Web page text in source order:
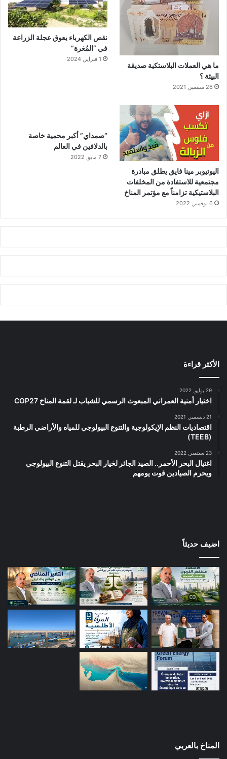
ما هي العملات البلاستكية صديقة
البيئة ؟
26 سبتمبر, 2021
نقص الكهرباء يعوق عجلة الزراعة
في “المُغرة”
1 فبراير, 2024
اليوتيوبر مينا فايق يطلق مبادرة
مجتمعية للاستفادة من المخلفات
البلاستيكية تزامناً مع مؤتمر المناخ
6 نوفمبر, 2022
“صمداي” أكبر محمية خاصة
بالدلافين في العالم
7 مايو, 2022
الأكثر قراءة
29 يوليو, 2022
اختيار أمنية العمراني المبعوث الرسمي للشباب لـ لقمة المناخ COP27
21 ديسمبر, 2021
اقتصاديات النظم الإيكولوجية والتنوع البيولوجي للمياه والأراضي الرطبة
(TEEB)
23 سبتمبر, 2022
اغتيال البحر الأحمر.. الصيد الجائر لخيار البحر يقتل التنوع البيولوجي
ويحرم الصيادين قوت يومهم
اضيف حديثاً
المناخ بالعربي